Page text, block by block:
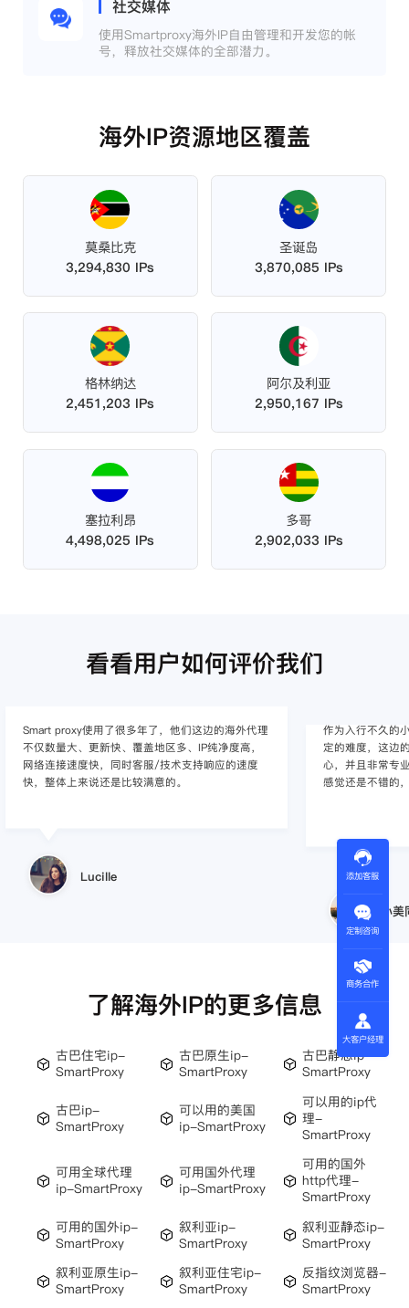
社交媒体
使用Smartproxy海外IP自由管理和开发您的帐
号，释放社交媒体的全部潜力。
海外IP资源地区覆盖
莫桑比克
3,294,830 IPs
圣诞岛
3,870,085 IPs
格林纳达
2,451,203 IPs
阿尔及利亚
2,950,167 IPs
塞拉利昂
4,498,025 IPs
多哥
2,902,033 IPs
看看用户如何评价我们
Smart proxy使用了很多年了，他们这边的海外代理
不仅数量大、更新快、覆盖地区多、IP纯净度高，
网络连接速度快，同时客服/技术支持响应的速度
快，整体上来说还是比较满意的。
Lucille
作为入行不久的
定的难度，这边
心，并且非常专
感觉还是不错的
小
了解海外IP的更多信息
古巴住宅ip-
SmartProxy
古巴原生ip-
SmartProxy
古巴静态ip-
SmartProxy
古巴ip-
SmartProxy
可以用的美国
ip-SmartProxy
可以用的ip代
理-
SmartProxy
可用全球代理
ip-SmartProxy
可用国外代理
ip-SmartProxy
可用的国外
http代理-
SmartProxy
可用的国外ip-
SmartProxy
叙利亚ip-
SmartProxy
叙利亚静态ip-
SmartProxy
叙利亚原生ip-
SmartProxy
叙利亚住宅ip-
SmartProxy
反指纹浏览器-
SmartProxy
添加客服
定制咨询
商务合作
大客户经理